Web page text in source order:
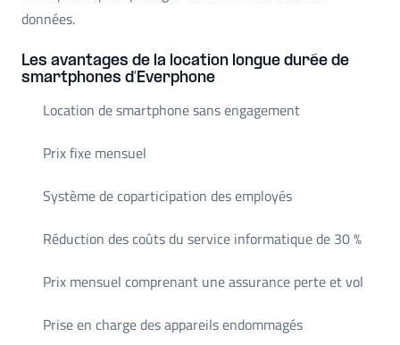
données.
Les avantages de la location longue durée de
smartphones d’Everphone
Location de smartphone sans engagement
Prix fixe mensuel
Système de coparticipation des employés
Réduction des coûts du service informatique de 30 %
Prix mensuel comprenant une assurance perte et vol
Prise en charge des appareils endommagés